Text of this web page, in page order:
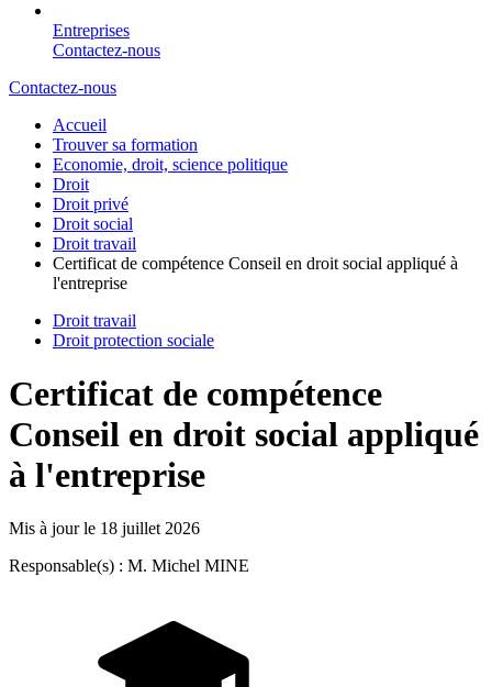
Entreprises
Contactez-nous
Contactez-nous
Accueil
Trouver sa formation
Economie, droit, science politique
Droit
Droit privé
Droit social
Droit travail
Certificat de compétence Conseil en droit social appliqué à
l'entreprise
Droit travail
Droit protection sociale
Certificat de compétence
Conseil en droit social appliqué
à l'entreprise
Mis à jour le 18 juillet 2026
Responsable(s) : M. Michel MINE